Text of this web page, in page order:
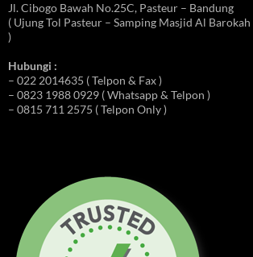
Jl. Cibogo Bawah No.25C, Pasteur – Bandung
( Ujung Tol Pasteur – Samping Masjid Al
)
Hubungi :
– 022 2014635 ( Telpon & Fax )
– 0823 1988 0929 ( Whatsapp & Telpon )
– 0815 711 2575 ( Telpon Only )